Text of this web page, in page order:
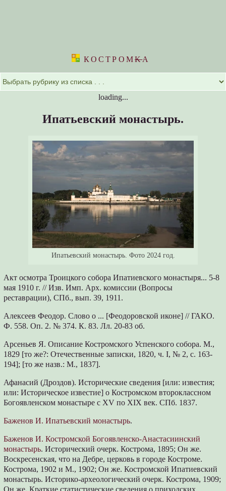
КОСТРОМKА
loading...
Ипатьевский монастырь.
Ипатьевский монастырь. Фото 2024 год.
Акт осмотра Троицкого собора Ипатиевского монастыря... 5-8
мая 1910 г. // Изв. Имп. Арх. комиссии (Вопросы
реставрации), СПб., вып. 39, 1911.
Алексеев Феодор. Слово о ... [Феодоровской иконе] // ГАКО.
Ф. 558. Оп. 2. № 374. К. 83. Лл. 20-83 об.
Арсеньев Я. Описание Костромского Успенского собора. М.,
1829 [то же?: Отечественные записки, 1820, ч. I, № 2, с. 163-
194]; [то же назв.: М., 1837].
Афанасий (Дроздов). Исторические сведения [или: известия;
или: Историческое известие] о Костромском второклассном
Богоявленском монастыре с XV по XIX век. СПб. 1837.
Баженов И. Ипатьевский монастырь.
Баженов И. Костромской Богоявленско-Анастасиинский
монастырь. Исторический очерк. Кострома, 1895; Он же.
Воскресенская, что на Дебре, церковь в городе Костроме.
Кострома, 1902 и М., 1902; Он же. Костромской Ипатиевский
монастырь. Историко-археологический очерк. Кострома, 1909;